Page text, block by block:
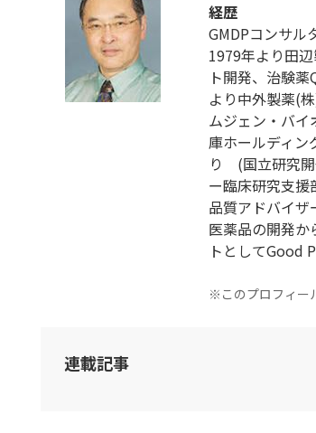
経歴
GMDPコンサル
1979年より田
ト開発、治験
より中外製薬(
ムジェン・バ
庫ホールディン
り (国立研究開
ー臨床研究支
品質アドバイザ
医薬品の開発か
トとしてGood
※このプロフィー
連載記事